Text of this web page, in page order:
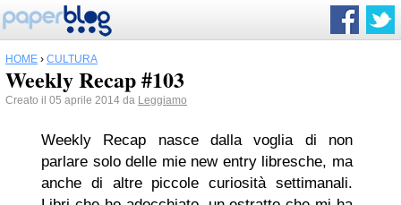
HOME › CULTURA
Weekly Recap #103
Creato il 05 aprile 2014 da Leggiamo
Weekly Recap nasce dalla voglia di non
parlare solo delle mie new entry libresche, ma
anche di altre piccole curiosità settimanali.